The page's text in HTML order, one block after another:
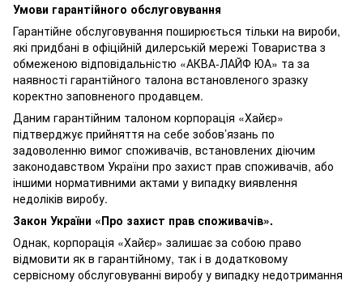
Умови гарантійного обслуговування
Гарантійне обслуговування поширюється тільки на вироби,
які придбані в офіційній дилерській мережі Товариства з
обмеженою відповідальністю «АКВА-ЛАЙФ ЮА» та за
наявності гарантійного талона встановленого зразку
коректно заповненого продавцем.
Даним гарантійним талоном корпорація «Хайєр»
підтверджує прийняття на себе зобов’язань по
задоволенню вимог споживачів, встановлених діючим
законодавством України про захист прав споживачів, або
іншими нормативними актами у випадку виявлення
недоліків виробу.
Закон України «Про захист прав споживачів».
Однак, корпорація «Хайєр» залишає за собою право
відмовити як в гарантійному, так і в додатковому
сервісному обслуговуванні виробу у випадку недотримання